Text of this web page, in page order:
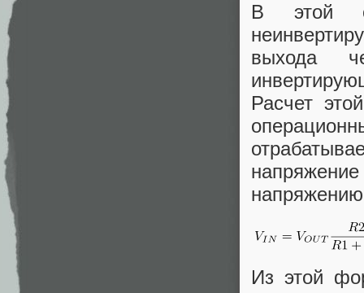
В этой
выхода
Расчет
Из этой